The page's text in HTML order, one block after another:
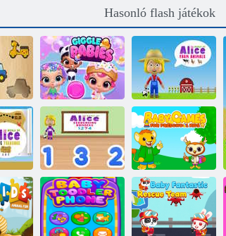
Hasonló flash játékok
Giggle Babák
Alice Farm
Animals világa
Alice
sorozatszámok
világa
Babajátékok
óvodáskorú
gyerekeknek